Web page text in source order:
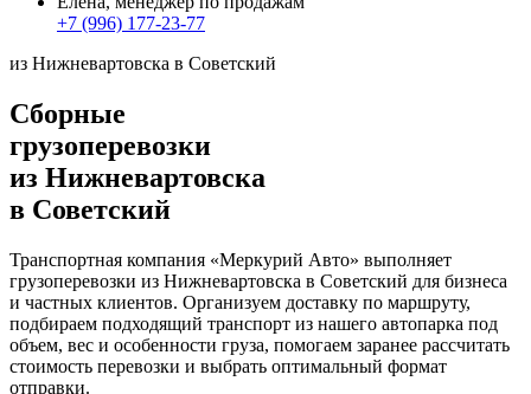
+7 (996) 177-23-77
из Нижневартовска в Советский
Сборные
грузоперевозки
из Нижневартовска
в Советский
Транспортная компания «Меркурий Авто» выполняет
грузоперевозки из Нижневартовска в Советский для бизнеса
и частных клиентов. Организуем доставку по маршруту,
подбираем подходящий транспорт из нашего автопарка под
объем, вес и особенности груза, помогаем заранее рассчитать
стоимость перевозки и выбрать оптимальный формат
отправки.